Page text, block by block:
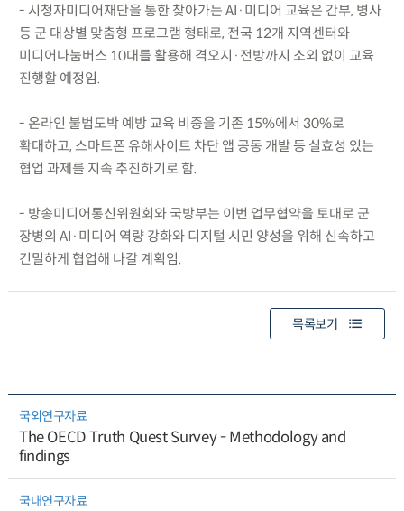
- 시청자미디어재단을 통한 찾아가는 AI·미디어 교육은 간부, 병사
등 군 대상별 맞춤형 프로그램 형태로, 전국 12개 지역센터와
미디어나눔버스 10대를 활용해 격오지·전방까지 소외 없이 교육
진행할 예정임.
- 온라인 불법도박 예방 교육 비중을 기존 15%에서 30%로
확대하고, 스마트폰 유해사이트 차단 앱 공동 개발 등 실효성 있는
협업 과제를 지속 추진하기로 함.
- 방송미디어통신위원회와 국방부는 이번 업무협약을 토대로 군
장병의 AI·미디어 역량 강화와 디지털 시민 양성을 위해 신속하고
긴밀하게 협업해 나갈 계획임.
목록보기
국외연구자료
The OECD Truth Quest Survey - Methodology and
findings
국내연구자료